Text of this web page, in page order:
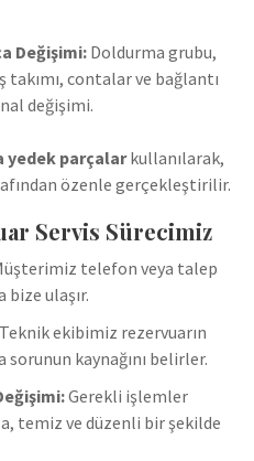
Değişimi: Doldurma grubu,
contalar ve bağlantı
değişimi.
yedek parçalarkullanılarak,
özenle gerçekleştirilir.
Servis Sürecimiz
telefon veya talep
bize ulaşır.
Teknik ekibimiz rezervuarın
sorunun kaynağını belirler.
Gerekli işlemler
temiz ve düzenli bir şekilde